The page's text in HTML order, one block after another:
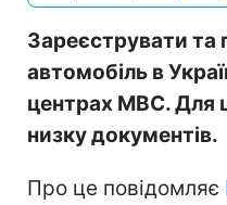
Зареєструвати та
автомобіль в
центрах МВС. Для
низку документів.
Про це повідомляє